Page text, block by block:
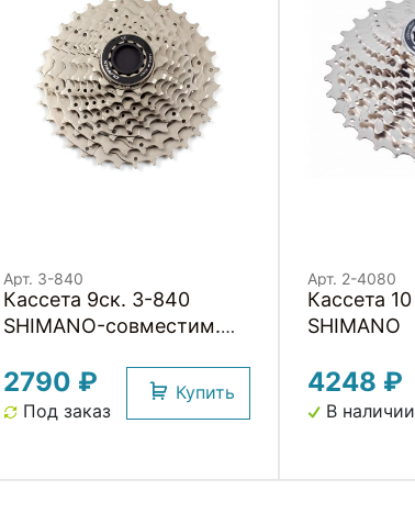
Арт. 3-840
Кассета 9ск. 3-840
SHIMANO-совместим.
21T-24T-28T-32T,
(инд.уп) 325г, серебрист.
2790 ₽
Под заказ
Купить
Арт. 2-4080
Кассета
SHIMANO
4248 ₽
В наличии